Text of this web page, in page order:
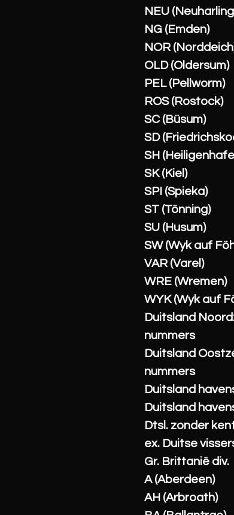
NEU
NG (Emden)
NOR
OLD (Oldersum)
PEL (Pellworm)
ROS (Rostock)
SC (Büsum)
SD
SH
SK (Kiel)
SPI (Spieka)
ST (Tönning)
SU (Husum)
SW (Wyk auf
VAR (Varel)
WRE (Wremen)
WYK (Wyk auf
Duitsland
nummers
Duitsland
nummers
Duitsland
Duitsland
Dtsl. zonder
ex. Duitse
Gr. Brittanië div.
A (Aberdeen)
AH (Arbroath)